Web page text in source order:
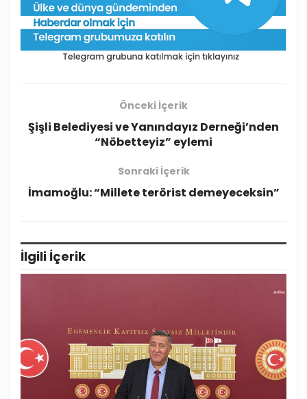
Önceki İçerik
Şişli Belediyesi ve Yanındayız Derneği’nden
“Nöbetteyiz” eylemi
Sonraki İçerik
İmamoğlu: “Millete terörist demeyeceksin”
İlgili İçerik